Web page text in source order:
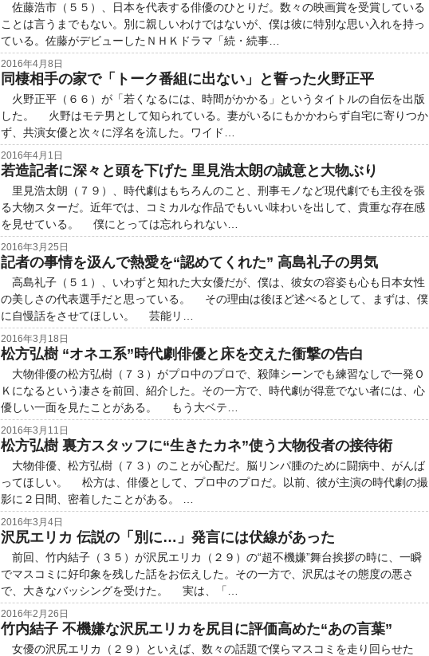
佐藤浩市（５５）、日本を代表する俳優のひとりだ。数々の映画賞を受賞している
ことは言うまでもない。別に親しいわけではないが、僕は彼に特別な思い入れを持っ
ている。佐藤がデビューしたＮＨＫドラマ「続・続事…
2016年4月8日
同棲相手の家で「トーク番組に出ない」と誓った火野正平
火野正平（６６）が「若くなるには、時間がかかる」というタイトルの自伝を出版
した。 火野はモテ男として知られている。妻がいるにもかかわらず自宅に寄りつか
ず、共演女優と次々に浮名を流した。ワイド…
2016年4月1日
若造記者に深々と頭を下げた 里見浩太朗の誠意と大物ぶり
里見浩太朗（７９）、時代劇はもちろんのこと、刑事モノなど現代劇でも主役を張
る大物スターだ。近年では、コミカルな作品でもいい味わいを出して、貴重な存在感
を見せている。 僕にとっては忘れられない…
2016年3月25日
記者の事情を汲んで熱愛を“認めてくれた” 高島礼子の男気
高島礼子（５１）、いわずと知れた大女優だが、僕は、彼女の容姿も心も日本女性
の美しさの代表選手だと思っている。 その理由は後ほど述べるとして、まずは、僕
に自慢話をさせてほしい。 芸能リ…
2016年3月18日
松方弘樹 “オネエ系”時代劇俳優と床を交えた衝撃の告白
大物俳優の松方弘樹（７３）がプロ中のプロで、殺陣シーンでも練習なしで一発Ｏ
Ｋになるという凄さを前回、紹介した。その一方で、時代劇が得意でない者には、心
優しい一面を見たことがある。 もう大ベテ…
2016年3月11日
松方弘樹 裏方スタッフに“生きたカネ”使う大物役者の接待術
大物俳優、松方弘樹（７３）のことが心配だ。脳リンパ腫のために闘病中、がんば
ってほしい。 松方は、俳優として、プロ中のプロだ。以前、彼が主演の時代劇の撮
影に２日間、密着したことがある。 …
2016年3月4日
沢尻エリカ 伝説の「別に…」発言には伏線があった
前回、竹内結子（３５）が沢尻エリカ（２９）の“超不機嫌”舞台挨拶の時に、一瞬
でマスコミに好印象を残した話をお伝えした。その一方で、沢尻はその態度の悪さ
で、大きなバッシングを受けた。 実は、「…
2016年2月26日
竹内結子 不機嫌な沢尻エリカを尻目に評価高めた“あの言葉”
女優の沢尻エリカ（２９）といえば、数々の話題で僕らマスコミを走り回らせた